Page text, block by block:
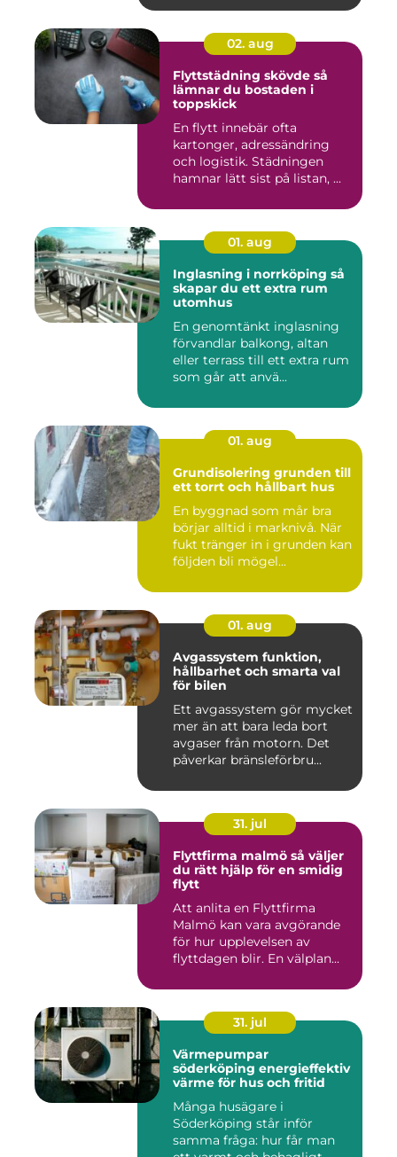
02. aug
Flyttstädning skövde så
lämnar du bostaden i
toppskick
En flytt innebär ofta
kartonger, adressändring
och logistik. Städningen
hamnar lätt sist på listan, ...
01. aug
Inglasning i norrköping så
skapar du ett extra rum
utomhus
En genomtänkt inglasning
förvandlar balkong, altan
eller terrass till ett extra rum
som går att anvä...
01. aug
Grundisolering grunden till
ett torrt och hållbart hus
En byggnad som mår bra
börjar alltid i marknivå. När
fukt tränger in i grunden kan
följden bli mögel...
01. aug
Avgassystem funktion,
hållbarhet och smarta val
för bilen
Ett avgassystem gör mycket
mer än att bara leda bort
avgaser från motorn. Det
påverkar bränsleförbru...
31. jul
Flyttfirma malmö så väljer
du rätt hjälp för en smidig
flytt
Att anlita en Flyttfirma
Malmö kan vara avgörande
för hur upplevelsen av
flyttdagen blir. En välplan...
31. jul
Värmepumpar
söderköping energieffektiv
värme för hus och fritid
Många husägare i
Söderköping står inför
samma fråga: hur får man